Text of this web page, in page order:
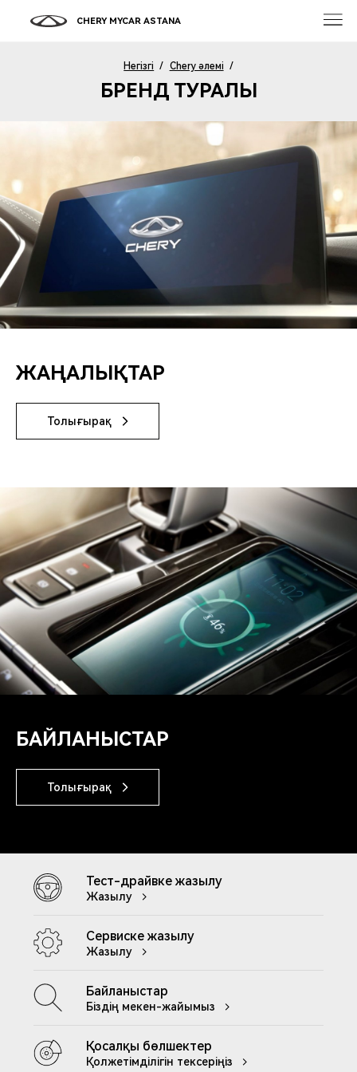
CHERY MYCAR ASTANA
Негізгі / Chery әлемі /
БРЕНД ТУРАЛЫ
ЖАҢАЛЫҚТАР
Толығырақ
БАЙЛАНЫСТАР
Толығырақ
Тест-драйвке жазылу
Жазылу
Сервиске жазылу
Жазылу
Байланыстар
Біздің мекен-жайымыз
Қосалқы бөлшектер
Қолжетімділігін тексеріңіз